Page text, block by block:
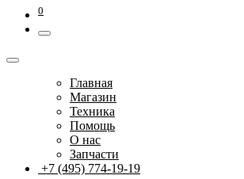
0
Главная
Магазин
Техника
Помощь
О нас
Запчасти
+7 (495) 774-19-19